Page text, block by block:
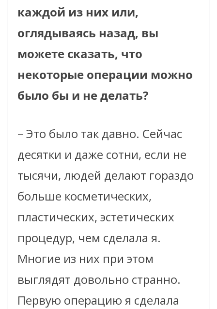
каждой из них или,
оглядываясь назад, вы
можете сказать, что
некоторые операции можно
было бы и не делать?
– Это было так давно. Сейчас
десятки и даже сотни, если не
тысячи, людей делают гораздо
больше косметических,
пластических, эстетических
процедур, чем сделала я.
Многие из них при этом
выглядят довольно странно.
Первую операцию я сделала